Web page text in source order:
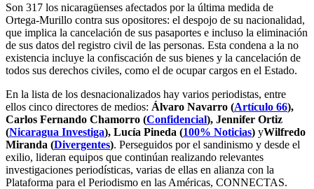
Son 317 los nicaragüenses afectados por la última medida de
Ortega-Murillo contra sus opositores: el despojo de su nacionalidad,
que implica la cancelación de sus pasaportes e incluso la eliminación
de sus datos del registro civil de las personas. Esta condena a la no
existencia incluye la confiscación de sus bienes y la cancelación de
todos sus derechos civiles, como el de ocupar cargos en el Estado.
En la lista de los desnacionalizados hay varios periodistas, entre
ellos cinco directores de medios: Álvaro Navarro (Artículo 66),
Carlos Fernando Chamorro (Confidencial), Jennifer Ortiz
(Nicaragua Investiga), Lucía Pineda (100% Noticias) yWilfredo
Miranda (Divergentes). Perseguidos por el sandinismo y desde el
exilio, lideran equipos que continúan realizando relevantes
investigaciones periodísticas, varias de ellas en alianza con la
Plataforma para el Periodismo en las Américas, CONNECTAS.